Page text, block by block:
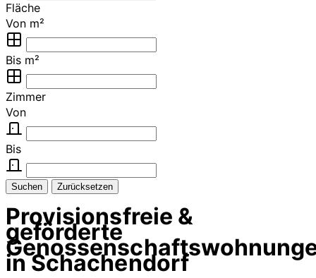
Fläche
Von m²
Bis m²
Zimmer
Von
Bis
Suchen Zurücksetzen
Provisionsfreie &
geförderte
in Schachendorf